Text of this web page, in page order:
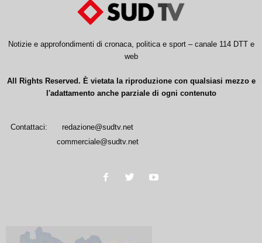
Notizie e approfondimenti di cronaca, politica e sport – canale 114 DTT e
web
All Rights Reserved. È vietata la riproduzione con qualsiasi mezzo e
l'adattamento anche parziale di ogni contenuto
Contattaci:
redazione@sudtv.net
commerciale@sudtv.net